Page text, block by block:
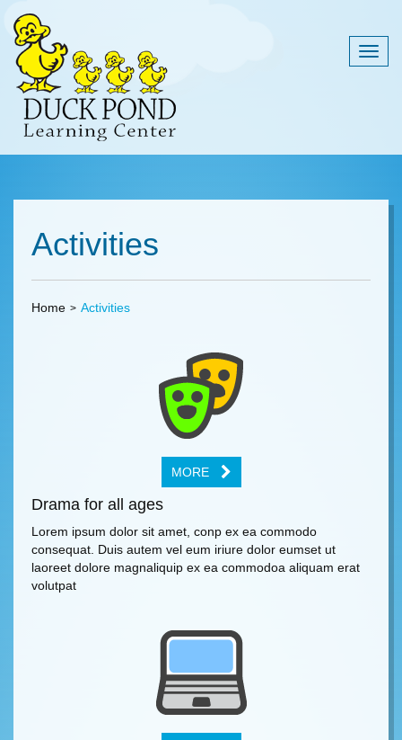
Activities
Home Activities
MORE
Drama for all ages
Lorem ipsum dolor sit amet, conp ex ea commodo
consequat. Duis autem vel eum iriure dolor eumset ut
laoreet dolore magnaliquip ex ea commodoa aliquam erat
volutpat